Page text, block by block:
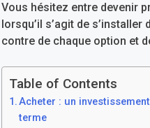
Vous hésitez entre devenir
lorsqu’il s’agit de
contre de chaque option et
Table of Contents
Acheter : un
terme